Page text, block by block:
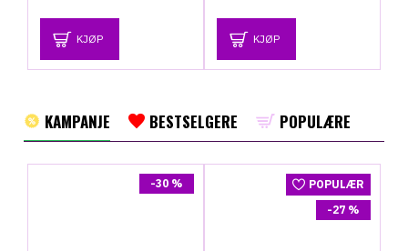
KJØP KJØP
KAMPANJE BESTSELGERE POPULÆRE
-30 %
POPULÆR
-27 %